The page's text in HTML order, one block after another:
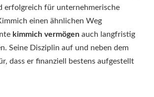
erfolgreich für unternehmerische
einen ähnlichen Weg
kimmich vermögen auch langfristig
Seine Disziplin auf und neben dem
dass er finanziell bestens aufgestellt